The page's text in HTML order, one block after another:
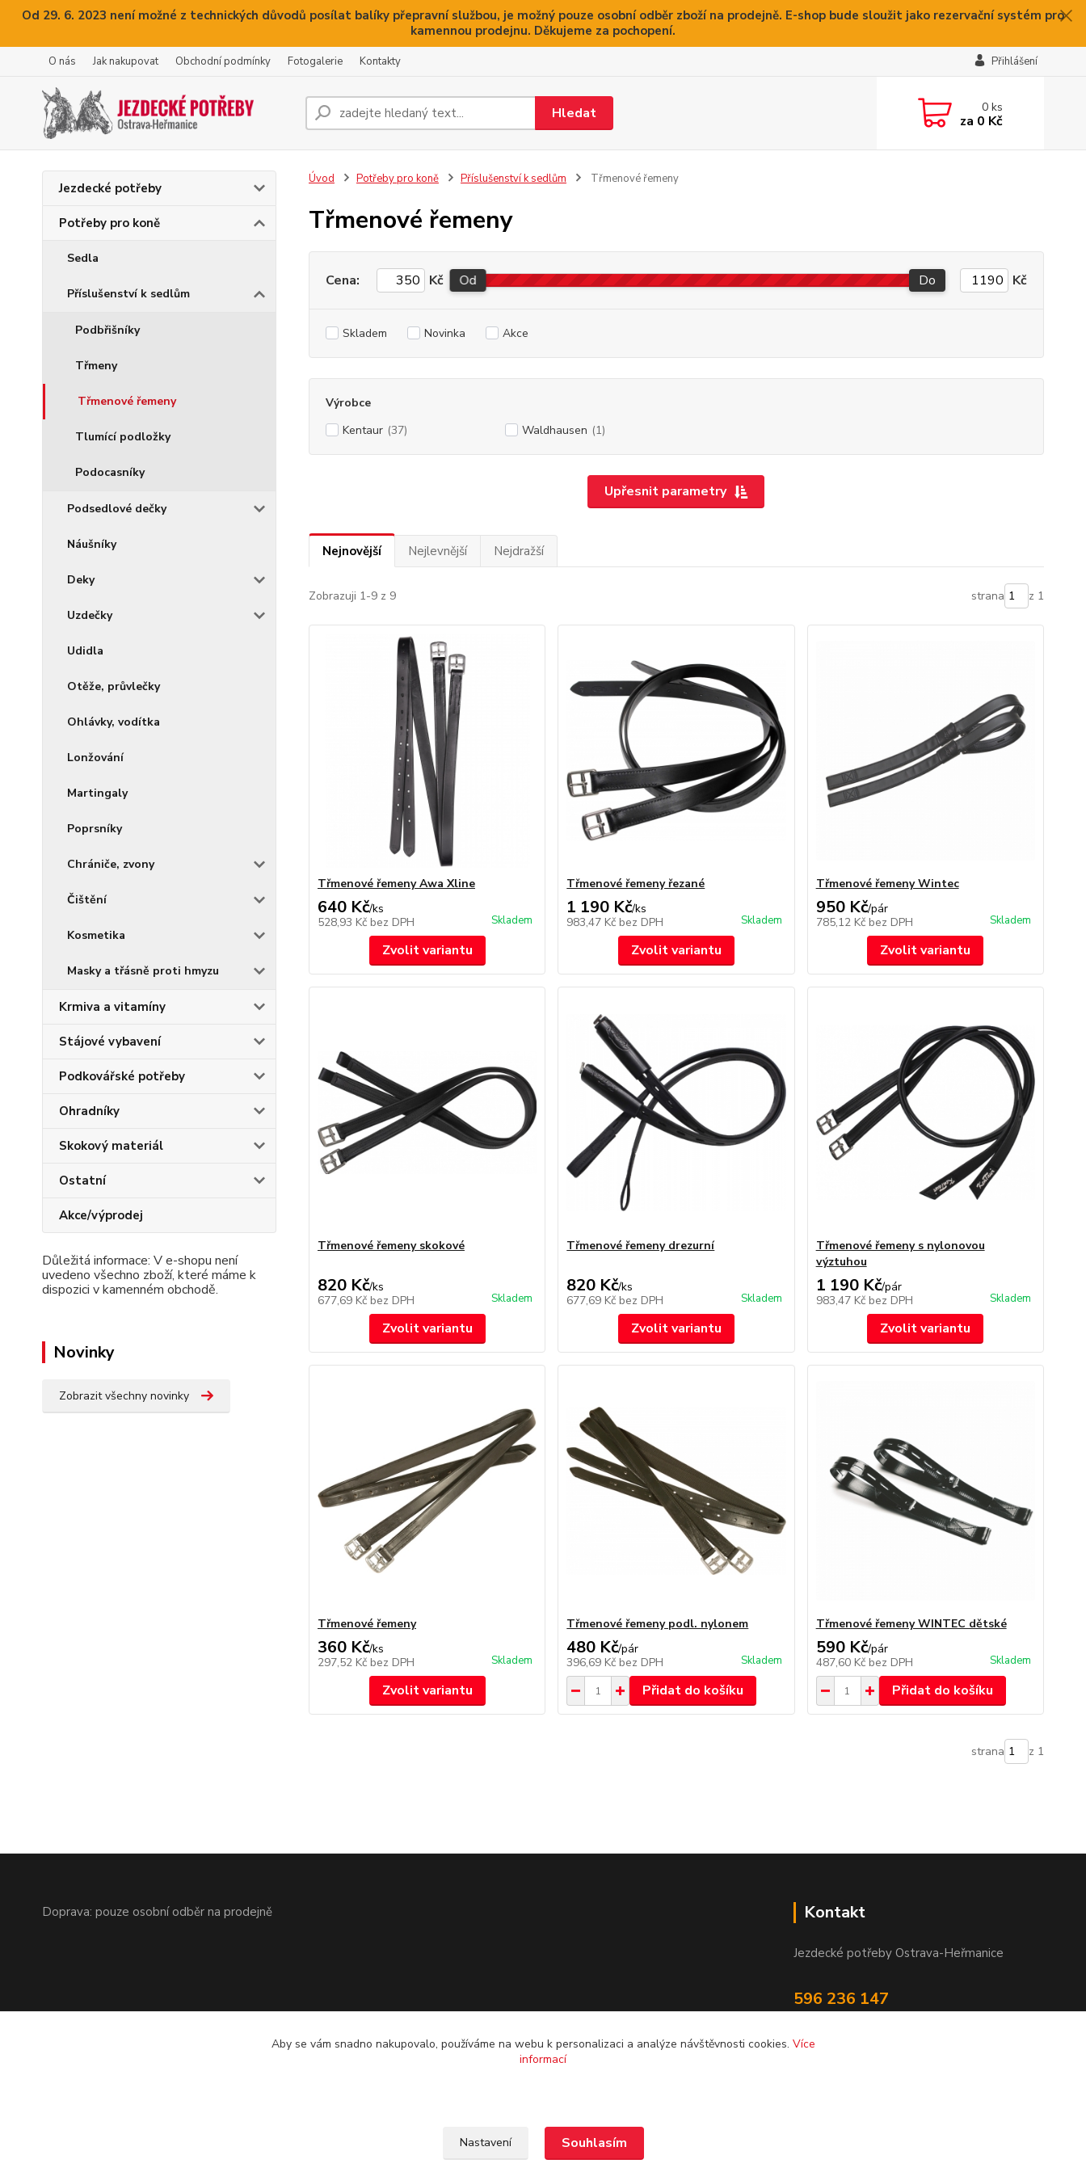
Od 29. 6. 2023 není možné z technických důvodů posílat balíky přepravní službou, je možný pouze osobní odběr zboží na prodejně. E-shop bude sloužit jako rezervační systém pro
kamennou prodejnu. Děkujeme za pochopení.
O nás Jak nakupovat Obchodní podmínky Fotogalerie Kontakty Přihlášení
Hledat 0ks
za 0 Kč
Jezdecké potřeby
Potřeby pro koně
Sedla
Příslušenství k sedlům
Podbřišníky
Třmeny
Třmenové řemeny
Tlumící podložky
Podocasníky
Podsedlové dečky
Náušníky
Deky
Uzdečky
Udidla
Otěže, průvlečky
Ohlávky, vodítka
Lonžování
Martingaly
Poprsníky
Chrániče, zvony
Čištění
Kosmetika
Masky a třásně proti hmyzu
Krmiva a vitamíny
Stájové vybavení
Podkovářské potřeby
Ohradníky
Skokový materiál
Ostatní
Akce/výprodej
Důležitá informace: V e-shopu není
uvedeno všechno zboží, které máme k
dispozici v kamenném obchodě.
Novinky
Zobrazit všechny novinky
Úvod Potřeby pro koně Příslušenství k sedlům Třmenové řemeny
Třmenové řemeny
Upřesnit parametry
Cena: Kč Od Do Kč
Skladem Novinka Akce
Výrobce
Kentaur (37) Waldhausen (1)
Nejnovější Nejlevnější Nejdražší
Zobrazuji 1-9 z 9 strana z 1
Třmenové řemeny Awa Xline
640 Kč/ks
528,93 Kč bez DPH Skladem
Zvolit variantu
Třmenové řemeny řezané
1 190 Kč/ks
983,47 Kč bez DPH Skladem
Zvolit variantu
Třmenové řemeny Wintec
950 Kč/pár
785,12 Kč bez DPH Skladem
Zvolit variantu
Třmenové řemeny skokové
820 Kč/ks
677,69 Kč bez DPH Skladem
Zvolit variantu
Třmenové řemeny drezurní
820 Kč/ks
677,69 Kč bez DPH Skladem
Zvolit variantu
Třmenové řemeny s nylonovou
výztuhou
1 190 Kč/pár
983,47 Kč bez DPH Skladem
Zvolit variantu
Třmenové řemeny
360 Kč/ks
297,52 Kč bez DPH Skladem
Zvolit variantu
Třmenové řemeny podl. nylonem
480 Kč/pár
396,69 Kč bez DPH Skladem
Přidat do košíku
Třmenové řemeny WINTEC dětské
590 Kč/pár
487,60 Kč bez DPH Skladem
Přidat do košíku
strana z 1
Doprava: pouze osobní odběr na prodejně Kontakt
Jezdecké potřeby Ostrava-Heřmanice
596 236 147
Aby se vám snadno nakupovalo, používáme na webu k personalizaci a analýze návštěvnosti cookies. Více
informací
Nastavení Souhlasím